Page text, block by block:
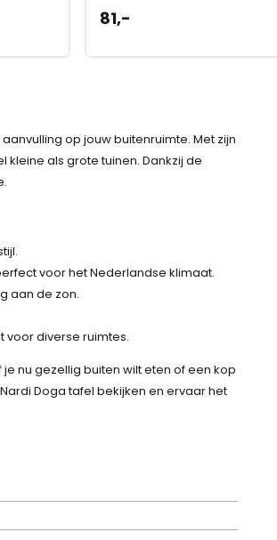
81,-
op jouw buitenruimte. Met zijn
als grote tuinen. Dankzij de
voor het Nederlandse klimaat.
aan de zon.
voor diverse ruimtes.
nu gezellig buiten wilt eten of een kop
Doga tafel bekijken en ervaar het